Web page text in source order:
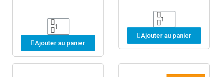
Ajouter au panier
Ajouter au panier